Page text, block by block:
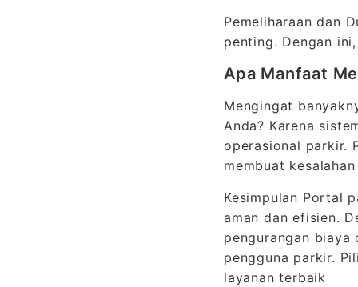
Pemeliharaan dan
penting. Dengan
Apa Manfaat
Mengingat
Anda? Karena
operasional parkir.
membuat kesalahan
Kesimpulan Portal
aman dan efisien.
pengurangan
pengguna parkir.
layanan terbaik